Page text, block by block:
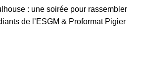
: une soirée pour rassembler
de l’ESGM & Proformat Pigier